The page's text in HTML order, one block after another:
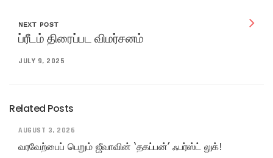
NEXT POST
ப்ரீடம் திரைப்பட விமர்சனம்
JULY 9, 2025
Related Posts
AUGUST 3, 2026
வரவேற்பைப் பெறும் ஜீவாவின் ‘தகப்பன்’ ஃபர்ஸ்ட் லுக்!